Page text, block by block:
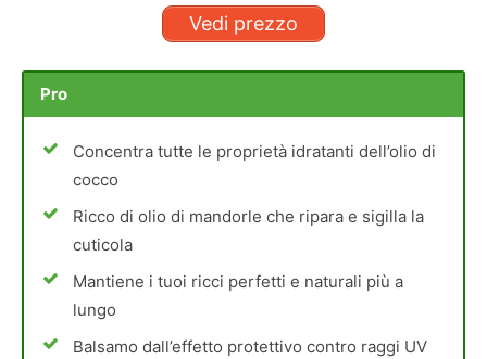
Vedi prezzo
Pro
Concentra tutte le proprietà idratanti dell’olio di
cocco
Ricco di olio di mandorle che ripara e sigilla la
cuticola
Mantiene i tuoi ricci perfetti e naturali più a
lungo
Balsamo dall’effetto protettivo contro raggi UV